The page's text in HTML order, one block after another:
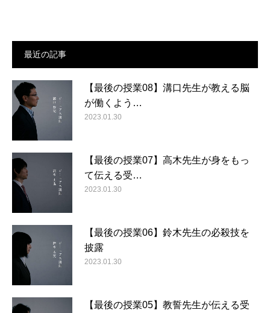
最近の記事
【最後の授業08】溝口先生が教える脳
が働くよう…
2023.01.30
【最後の授業07】高木先生が身をもっ
て伝える受…
2023.01.30
【最後の授業06】鈴木先生の必殺技を
披露
2023.01.30
【最後の授業05】教誓先生が伝える受